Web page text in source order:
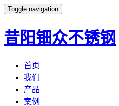
Toggle navigation
昔阳钿众不锈钢
首页
我们
产品
案例